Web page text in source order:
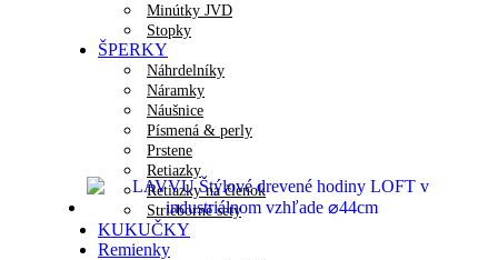
Minútky JVD
Stopky
ŠPERKY
Náhrdelníky
Náramky
Náušnice
Písmená & perly
Prstene
Retiazky
Retiazky na členok
Strieborné sety
KUKUČKY
Remienky